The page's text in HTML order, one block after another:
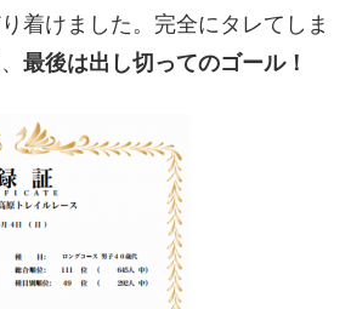
着けました。完全にタレてしま
最後は出し切ってのゴール！